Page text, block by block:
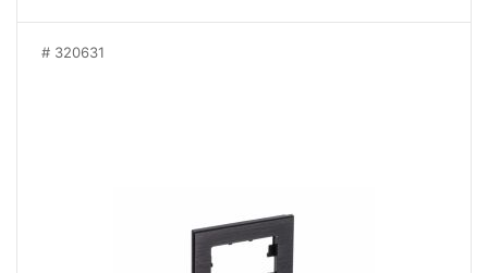
320631